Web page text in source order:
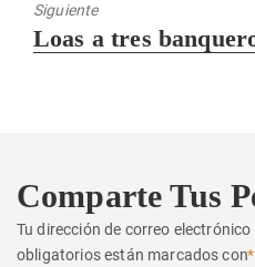
Siguiente
Entrada
Loas a tres
Comparte Tus
Tu dirección de correo
obligatorios están marcados con*